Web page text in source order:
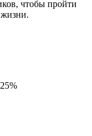
чтобы пройти
25%